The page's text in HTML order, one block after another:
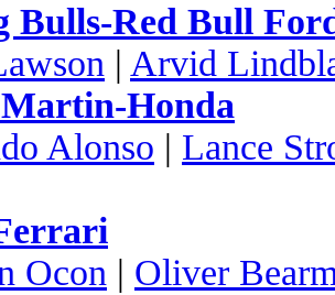
Bulls-Red Bull
| Arvid
Honda
Alonso | Lance
Ocon | Oliver